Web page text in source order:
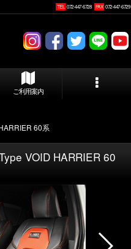
TEL 072-447-6728 FAX 072-447-6729
ご利用案内
60系
VOID HARRIER 60